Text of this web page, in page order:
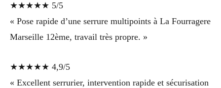
★★★★★ 5/5
« Pose rapide d’une serrure multipoints à La Fourragere
Marseille 12ème, travail très propre. »
★★★★★ 4,9/5
« Excellent serrurier, intervention rapide et sécurisation